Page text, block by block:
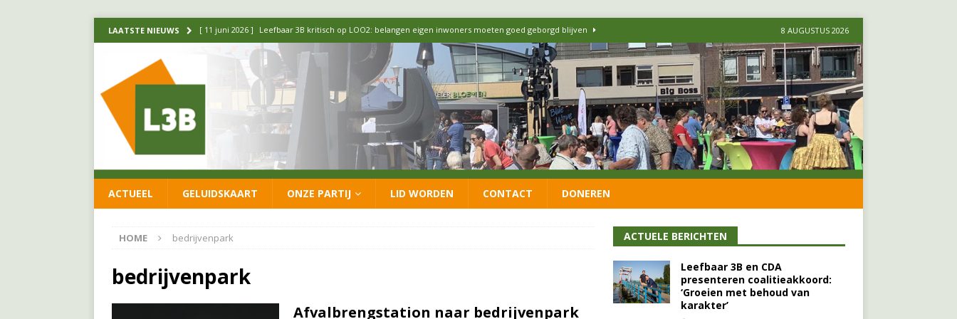
LAATSTE NIEUWS [ 11 juni 2026 ] Leefbaar 3B kritisch op LOO2: belangen eigen inwoners moeten goed geborgd blijven
[ 20 mei 2026 ] Leefbaar 3B ondersteunt oproep van lokale partijen uit heel Nederland: schaf het
luchtalarm niet af! FRACTIE
[ 14 mei 2026 ] Update over de formatie: vacature voor onafhankelijke wethouder Sociaal Domein
[ 26 juni 2026 ] Leefbaar 3B en CDA presenteren coalitieakkoord: ‘Groeien met behoud van karakter’
8 AUGUSTUS 2026
ACTUEEL GELUIDSKAART ONZE PARTIJ LID WORDEN CONTACT DONEREN
HOME bedrijvenpark
bedrijvenpark
Afvalbrengstation naar bedrijvenpark
ACTUELE BERICHTEN
Leefbaar 3B en CDA
presenteren coalitieakkoord:
‘Groeien met behoud van
karakter’